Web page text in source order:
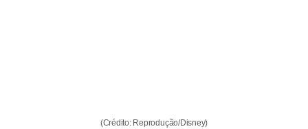
(Crédito: Reprodução/Disney)